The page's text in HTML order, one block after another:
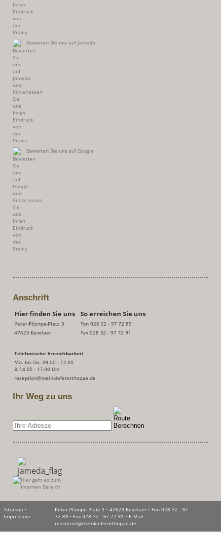
Bewerten Sie uns auf Jameda
Bewerten Sie uns auf Google
Anschrift
Hier finden Sie uns So erreichen Sie uns
Peter-Plümpe-Platz 3 Fon028 32 - 97 72 89
47623 Kevelaer
Fax 028 32 - 97 72 91
Telefonische Erreichbarkeit
Mo. bis Do. 09.00 - 12.00
& 14.00 - 17.00 Uhr
rezeption@meinkieferorthopae.de
Ihr Weg zu uns
Sitemap •
Impressum
Peter-Plümpe-Platz 3 • 47623 Kevelaer • Fon 028 32 - 97
72 89 • Fax 028 32 - 97 72 91 • E-Mail:
rezeption@meinkieferorthopae.de